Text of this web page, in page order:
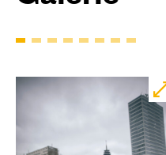
Karten
Di, 15.12. /
Touchtour